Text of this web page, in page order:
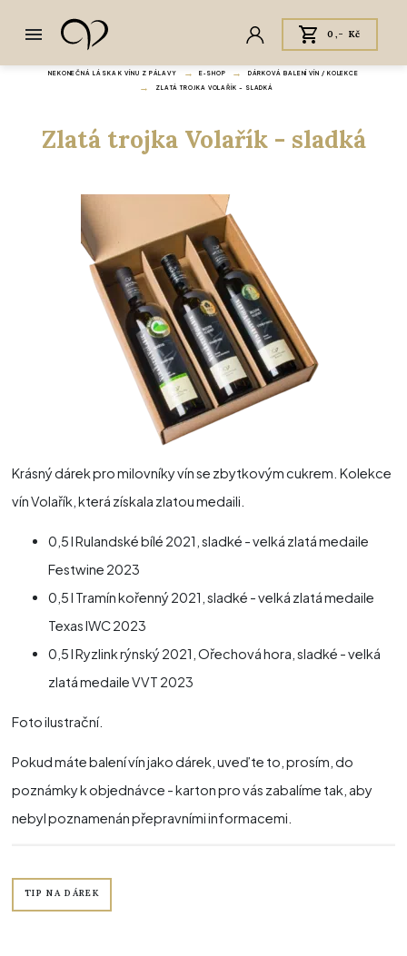
0,- Kč
NEKONEČNÁ LÁSKA K VÍNU Z PÁLAVY E‑SHOP DÁRKOVÁ BALENÍ VÍN / KOLEKCE
ZLATÁ TROJKA VOLAŘÍK - SLADKÁ
Zlatá trojka Volařík - sladká
Krásný dárek pro milovníky vín se zbytkovým cukrem. Kolekce
vín Volařík, která získala zlatou medaili.
0,5 l Rulandské bílé 2021, sladké - velká zlatá medaile
Festwine 2023
0,5 l Tramín kořenný 2021, sladké - velká zlatá medaile
Texas IWC 2023
0,5 l Ryzlink rýnský 2021, Ořechová hora, sladké - velká
zlatá medaile VVT 2023
Foto ilustrační.
Pokud máte balení vín jako dárek, uveďte to, prosím, do
poznámky k objednávce - karton pro vás zabalíme tak, aby
nebyl poznamenán přepravními informacemi.
TIP NA DÁREK